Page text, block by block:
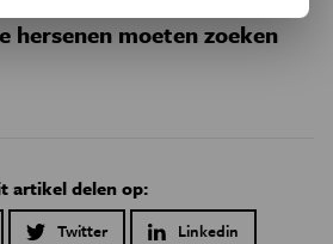
hersenen moeten zoeken
artikel delen op:
Twitter Linkedin